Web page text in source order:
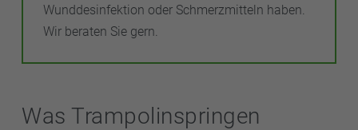
Wunddesinfektion oder Schmerzmitteln haben.
Wir beraten Sie gern.
Was Trampolinspringen